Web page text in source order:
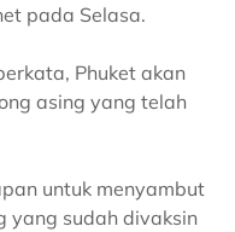
pada Selasa.
Phuket akan
asing yang telah
untuk menyambut
yang sudah divaksin